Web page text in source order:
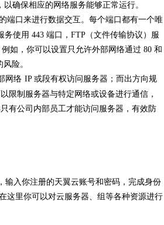
确保相应的网络服务能够正常运行。
端口来进行数据交互。每个端口都有一个唯
使用 443 端口，FTP（文件传输协议）服
如，你可以设置只允许外部网络通过 80 和
险。
网络 IP 或段有权访问服务器；而出方向规
限制服务器与特定网络或设备进行通信，
有公司内部员工才能访问服务器，有效防
输入你注册的天翼云账号和密码，完成身份
这里你可以对云服务器、组等各种资源进行
位提升你的观 武汉配眼镜 上海配眼镜